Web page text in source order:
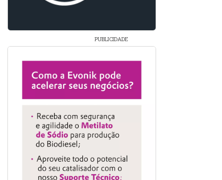
PUBLICIDADE